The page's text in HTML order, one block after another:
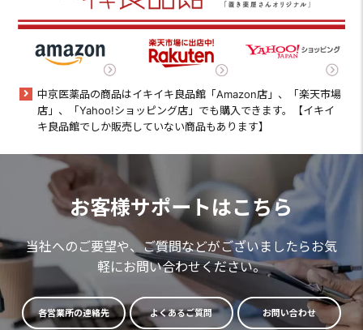
中京医薬品の商品はイキイキ良品館「Amazon店」、「楽天市場
店」、「Yahoo!ショッピング店」でも購入できます。【イキイ
キ良品館でしか販売していない商品もあります】
お客様サポートはこちら
当社へのご要望や、ご質問などがございましたらお気
軽にお問い合わせください。
各営業所の連絡先 よくあるご質問 お問い合わせ